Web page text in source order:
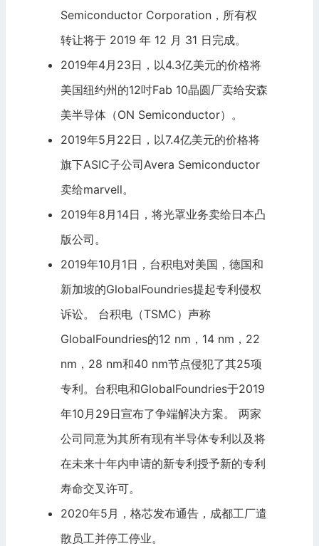
Semiconductor Corporation，所有权
转让将于 2019 年 12 月 31 日完成。
2019年4月23日，以4.3亿美元的价格将
美国纽约州的12吋Fab 10晶圆厂卖给安森
美半导体（ON Semiconductor）。
2019年5月22日，以7.4亿美元的价格将
旗下ASIC子公司Avera Semiconductor
卖给marvell。
2019年8月14日，将光罩业务卖给日本凸
版公司 。
2019年10月1日， 台积电对美国，德国和
新加坡的GlobalFoundries提起专利侵权
诉讼。 台积电（TSMC）声称
GlobalFoundries的12 nm，14 nm，22
nm，28 nm和40 nm节点侵犯了其25项
专利。台积电和GlobalFoundries于2019
年10月29日宣布了争端解决方案。 两家
公司同意为其所有现有半导体专利以及将
在未来十年内申请的新专利授予新的专利
寿命交叉许可。
2020年5月，格芯发布通告，成都工厂遣
散员工并停工停业。